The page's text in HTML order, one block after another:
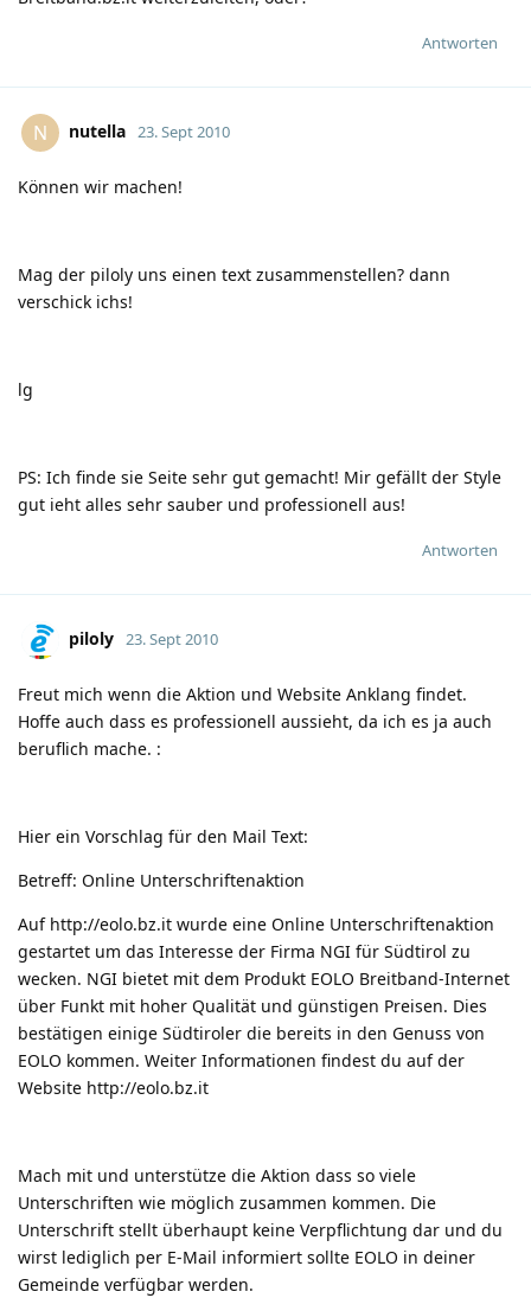
Antworten
N nutella 23. Sept 2010
Können wir machen!
Mag der piloly uns einen text zusammenstellen? dann
verschick ichs!
lg
PS: Ich finde sie Seite sehr gut gemacht! Mir gefällt der Style
gut ieht alles sehr sauber und professionell aus!
Antworten
piloly 23. Sept 2010
Freut mich wenn die Aktion und Website Anklang findet.
Hoffe auch dass es professionell aussieht, da ich es ja auch
beruflich mache. :
Hier ein Vorschlag für den Mail Text:
Betreff: Online Unterschriftenaktion
Auf http://eolo.bz.it wurde eine Online Unterschriftenaktion
gestartet um das Interesse der Firma NGI für Südtirol zu
wecken. NGI bietet mit dem Produkt EOLO Breitband-Internet
über Funkt mit hoher Qualität und günstigen Preisen. Dies
bestätigen einige Südtiroler die bereits in den Genuss von
EOLO kommen. Weiter Informationen findest du auf der
Website http://eolo.bz.it
Mach mit und unterstütze die Aktion dass so viele
Unterschriften wie möglich zusammen kommen. Die
Unterschrift stellt überhaupt keine Verpflichtung dar und du
wirst lediglich per E-Mail informiert sollte EOLO in deiner
Gemeinde verfügbar werden.